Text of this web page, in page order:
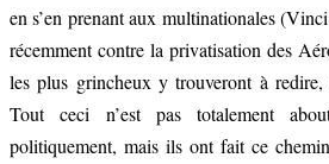
en s’en prenant aux multinationales
récemment contre la privatisation des
les plus grincheux y trouveront à redire,
Tout ceci n’est pas totalement
politiquement, mais ils ont fait ce